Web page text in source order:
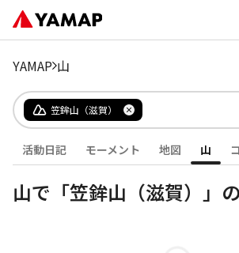
YAMAP 山
笠鉾山（滋賀）
活動日記 モーメント 地図 山
山で「笠鉾山（滋賀）」